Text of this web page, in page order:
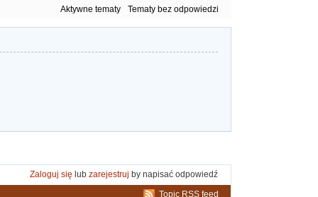
Aktywne tematy Tematy bez odpowiedzi
Zaloguj się lub zarejestruj by napisać odpowiedź
Topic RSS feed